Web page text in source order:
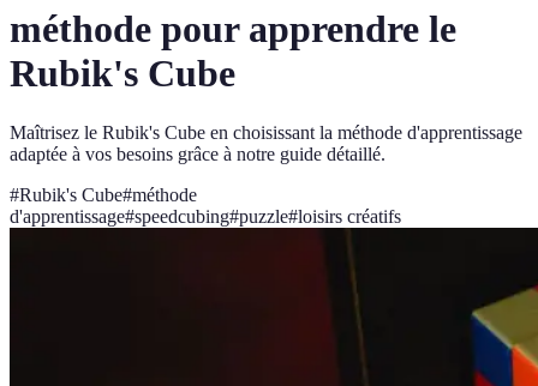
méthode pour apprendre le
Rubik's Cube
Maîtrisez le Rubik's Cube en choisissant la méthode d'apprentissage
adaptée à vos besoins grâce à notre guide détaillé.
#Rubik's Cube#méthode
d'apprentissage#speedcubing#puzzle#loisirs créatifs